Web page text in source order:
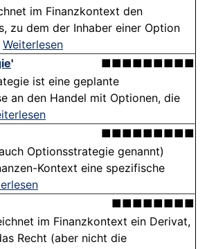
im Finanzkontext den
zu dem der Inhaber einer Option
Weiterlesen
'
■■■■■■■■■
ist eine geplante
an den Handel mit Optionen, die
■■■■■■■■■
Optionsstrategie genannt)
Kontext eine spezifische
■■■■■■■■
im Finanzkontext ein Derivat,
Recht (aber nicht die